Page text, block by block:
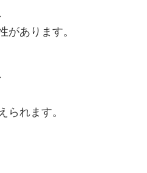
があります。
られます。